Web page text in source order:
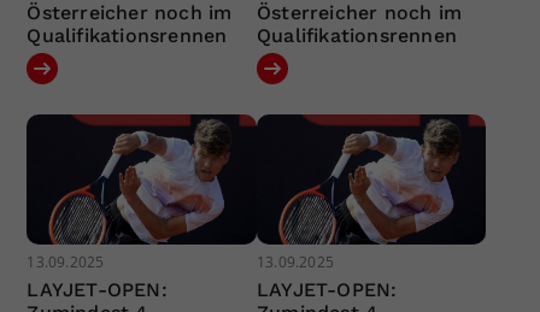
Österreicher noch im
Qualifikationsrennen
Österreicher noch im
Qualifikationsrennen
13.09.2025
LAYJET-OPEN:
13.09.2025
LAYJET-OPEN: